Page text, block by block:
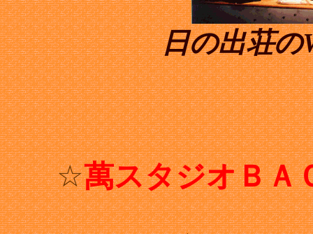
日の出荘の
☆萬スタジオＢＡ